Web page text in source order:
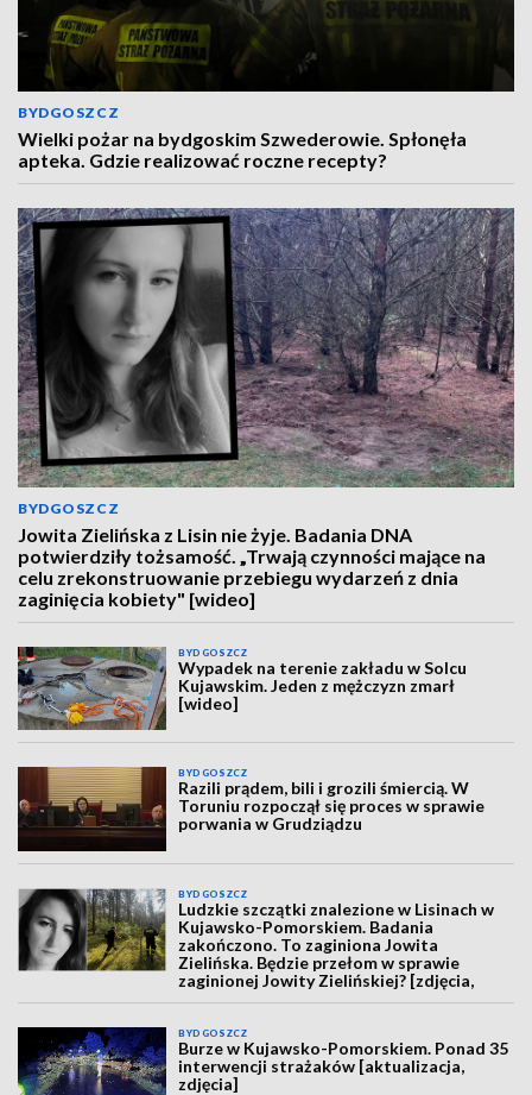
BYDGOSZCZ
Wielki pożar na bydgoskim Szwederowie. Spłonęła
apteka. Gdzie realizować roczne recepty?
BYDGOSZCZ
Jowita Zielińska z Lisin nie żyje. Badania DNA
potwierdziły tożsamość. „Trwają czynności mające na
celu zrekonstruowanie przebiegu wydarzeń z dnia
zaginięcia kobiety" [wideo]
BYDGOSZCZ
Wypadek na terenie zakładu w Solcu
Kujawskim. Jeden z mężczyzn zmarł
[wideo]
BYDGOSZCZ
Razili prądem, bili i grozili śmiercią. W
Toruniu rozpoczął się proces w sprawie
porwania w Grudziądzu
BYDGOSZCZ
Ludzkie szczątki znalezione w Lisinach w
Kujawsko-Pomorskiem. Badania
zakończono. To zaginiona Jowita
Zielińska. Będzie przełom w sprawie
zaginionej Jowity Zielińskiej? [zdjęcia,
wideo, aktualizacja]
BYDGOSZCZ
Burze w Kujawsko-Pomorskiem. Ponad 35
interwencji strażaków [aktualizacja,
zdjęcia]